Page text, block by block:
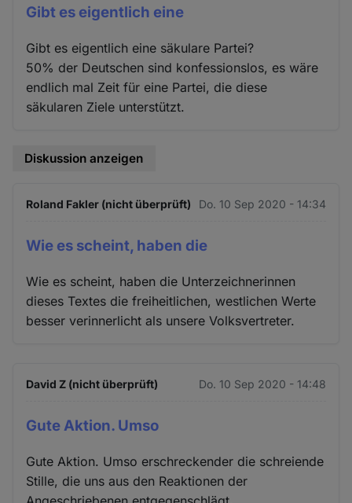
Gibt es eigentlich eine
Gibt es eigentlich eine säkulare Partei?
50% der Deutschen sind konfessionslos, es wäre
endlich mal Zeit für eine Partei, die diese
säkularen Ziele unterstützt.
Diskussion anzeigen
Roland Fakler (nicht überprüft) Do. 10 Sep 2020 - 14:34
Wie es scheint, haben die
Wie es scheint, haben die Unterzeichnerinnen
dieses Textes die freiheitlichen, westlichen Werte
besser verinnerlicht als unsere Volksvertreter.
David Z (nicht überprüft) Do. 10 Sep 2020 - 14:48
Gute Aktion. Umso
Gute Aktion. Umso erschreckender die schreiende
Stille, die uns aus den Reaktionen der